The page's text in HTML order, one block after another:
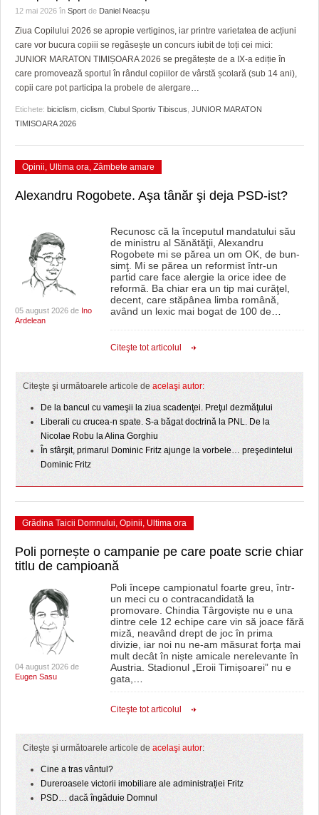
GRĂDINA TAICII DOMNULUI
ZIARISTU’ DE TERASĂ
CU OIŞTEA-N KIERKEGAARD
FINANŢĂRI DE LA A LA Z
PE SURSE
CRONICĂ DE FILM
UNDE MERGEM
FILME DOCUMENTARE
CLIPURI VIDEO
JOCURI ONLINE
ACCIDENTE
ANUNŢURI
INFO SI UTILE
CULTURA
INVATAMANT
JUSTITIE
JOCURI ONLINE
DIVERSE
FARMACII DIN TIMIŞOARA
LICEE, ŞCOLI ŞI GRĂDINIŢE DIN TIMIŞ
PRIMĂRIILE DIN TIMIŞ
SFATUL MEDICULUI
SFATURI JURIDICE
12 mai 2026 în Sport de Daniel Neacșu
Ziua Copilului 2026 se apropie vertiginos, iar printre varietatea de acțiuni
care vor bucura copiii se regăsește un concurs iubit de toți cei mici:
JUNIOR MARATON TIMIȘOARA 2026 se pregătește de a IX-a ediție în
care promovează sportul în rândul copiilor de vârstă școlară (sub 14 ani),
copii care pot participa la probele de alergare…
Etichete: biciclism ciclism Clubul Sportiv Tibiscus JUNIOR MARATON
TIMISOARA 2026
Opinii, Ultima ora, Zâmbete amare
Alexandru Rogobete. Aşa tânăr şi deja PSD-ist?
05 august 2026 de Ino
Ardelean
Recunosc că la începutul mandatului său
de ministru al Sănătăţii, Alexandru
Rogobete mi se părea un om OK, de bun-
simţ. Mi se părea un reformist într-un
partid care face alergie la orice idee de
reformă. Ba chiar era un tip mai curăţel,
decent, care stăpânea limba română,
având un lexic mai bogat de 100 de…
Citeşte tot articolul
Citeşte şi următoarele articole de acelaşi autor:
De la bancul cu vameşii la ziua scadenţei. Preţul dezmăţului
Liberali cu crucea-n spate. S-a băgat doctrină la PNL. De la
Nicolae Robu la Alina Gorghiu
În sfârşit, primarul Dominic Fritz ajunge la vorbele… preşedintelui
Dominic Fritz
Grădina Taicii Domnului, Opinii, Ultima ora
Poli pornește o campanie pe care poate scrie chiar
titlu de campioană
04 august 2026 de
Eugen Sasu
Poli începe campionatul foarte greu, într-
un meci cu o contracandidată la
promovare. Chindia Târgoviște nu e una
dintre cele 12 echipe care vin să joace fără
miză, neavând drept de joc în prima
divizie, iar noi nu ne-am măsurat forța mai
mult decât în niște amicale nerelevante în
Austria. Stadionul „Eroii Timișoarei” nu e
gata,
Citeşte tot articolul
Citeşte şi următoarele articole de acelaşi autor:
Cine a tras vântul?
Dureroasele victorii imobiliare ale administrației Fritz
PSD… dacă îngăduie Domnul